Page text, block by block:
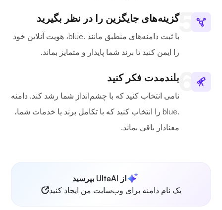
گزینه‌های جایگزین را در نظر بگیرید
با ثبت دامنه‌های منطبق مانند .blue، هویت آنلاین خود
را ایمن کنید تا برند شما پایدار و متمایز بماند.
بلندمدت فکر کنید
نامی انتخاب کنید که با چشم‌انداز شما رشد کند. دامنه
.blue را انتخاب کنید که با تکامل برند یا خدمات شما،
معنادار باقی بماند.
از UltaAI بپرسید
یک نام دامنه برای وب‌سایت من ایجاد کنید